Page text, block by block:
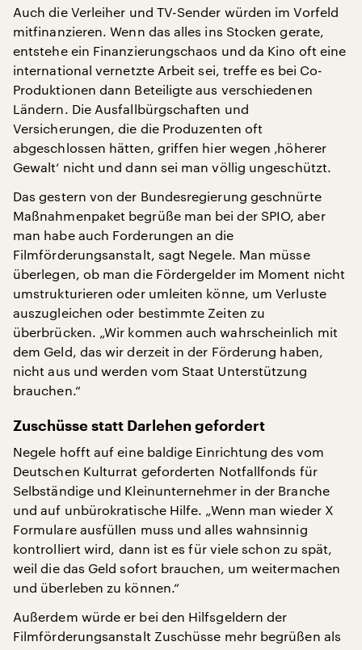
Auch die Verleiher und TV-Sender würden im Vorfeld
mitfinanzieren. Wenn das alles ins Stocken gerate,
entstehe ein Finanzierungschaos und da Kino oft eine
international vernetzte Arbeit sei, treffe es bei Co-
Produktionen dann Beteiligte aus verschiedenen
Ländern. Die Ausfallbürgschaften und
Versicherungen, die die Produzenten oft
abgeschlossen hätten, griffen hier wegen ‚höherer
Gewalt‘ nicht und dann sei man völlig ungeschützt.
Das gestern von der Bundesregierung geschnürte
Maßnahmenpaket begrüße man bei der SPIO, aber
man habe auch Forderungen an die
Filmförderungsanstalt, sagt Negele. Man müsse
überlegen, ob man die Fördergelder im Moment nicht
umstrukturieren oder umleiten könne, um Verluste
auszugleichen oder bestimmte Zeiten zu
überbrücken. „Wir kommen auch wahrscheinlich mit
dem Geld, das wir derzeit in der Förderung haben,
nicht aus und werden vom Staat Unterstützung
brauchen.“
Zuschüsse statt Darlehen gefordert
Negele hofft auf eine baldige Einrichtung des vom
Deutschen Kulturrat geforderten Notfallfonds für
Selbständige und Kleinunternehmer in der Branche
und auf unbürokratische Hilfe. „Wenn man wieder X
Formulare ausfüllen muss und alles wahnsinnig
kontrolliert wird, dann ist es für viele schon zu spät,
weil die das Geld sofort brauchen, um weitermachen
und überleben zu können.“
Außerdem würde er bei den Hilfsgeldern der
Filmförderungsanstalt Zuschüsse mehr begrüßen als